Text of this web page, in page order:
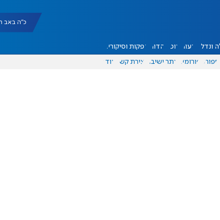
כ"ה באב תשפ"ו
ונדל"ן דעות אוכל יהדות הפקות וסיקורים
ספורט פורומים אתר ישיבה יצירת קשר עוד